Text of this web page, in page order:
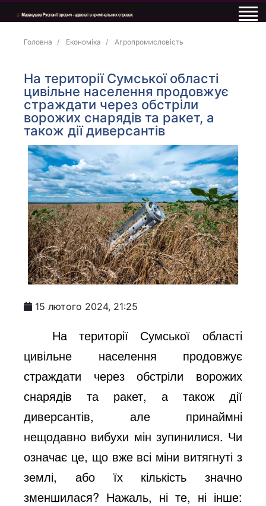
Головна Економіка Агропромисловість
На території Сумської області
цивільне населення продовжує
страждати через обстріли
ворожих снарядів та ракет, а
також дії диверсантів
15 лютого 2024, 21:25
На території Сумської області
цивільне населення продовжує
страждати через обстріли ворожих
снарядів та ракет, а також дії
диверсантів, але принаймні
нещодавно вибухи мін зупинилися. Чи
означає це, що вже всі міни витягнуті з
землі, або їх кількість значно
зменшилася? Нажаль, ні те, ні інше: